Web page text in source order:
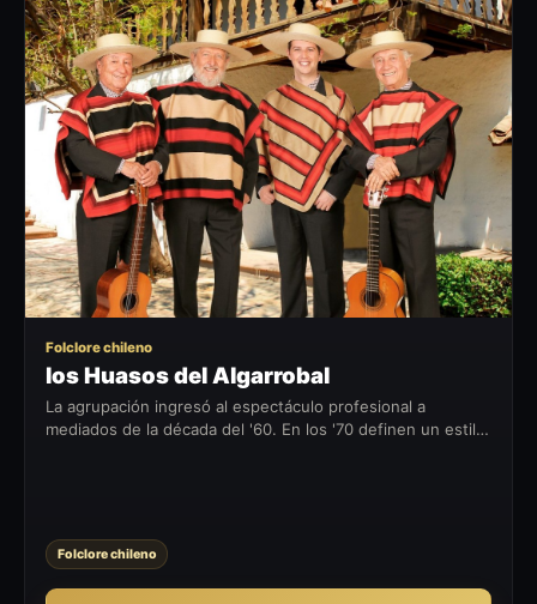
LH
Folclore chileno
los Huasos del Algarrobal
La agrupación ingresó al espectáculo profesional a
mediados de la década del '60. En los '70 definen un estilo
Folclore chileno